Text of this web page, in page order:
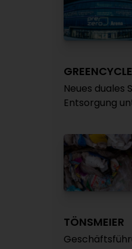
GREENCYCLE
Neues duales
Entsorgung
TÖNSMEIER